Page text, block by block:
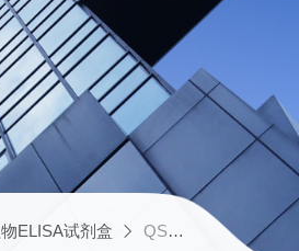
ELISA试剂盒 QS3497植物维生素K1（VK1） ELISA试剂盒